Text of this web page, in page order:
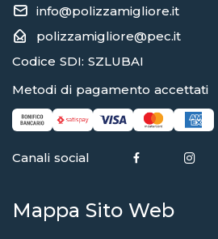
info@polizzamigliore.it
polizzamigliore@pec.it
Codice SDI: SZLUBAI
Metodi di pagamento accettati
Canali social
Mappa Sito Web